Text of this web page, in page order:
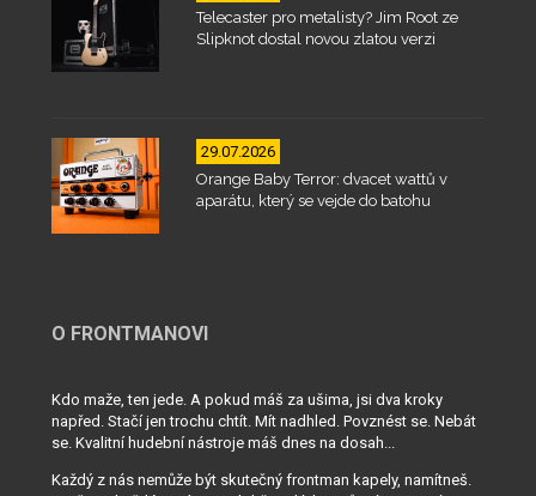
Telecaster pro metalisty? Jim Root ze
Slipknot dostal novou zlatou verzi
29.07.2026
Orange Baby Terror: dvacet wattů v
aparátu, který se vejde do batohu
O FRONTMANOVI
Kdo maže, ten jede. A pokud máš za ušima, jsi dva kroky
napřed. Stačí jen trochu chtít. Mít nadhled. Povznést se. Nebát
se. Kvalitní hudební nástroje máš dnes na dosah...
Každý z nás nemůže být skutečný frontman kapely, namítneš.